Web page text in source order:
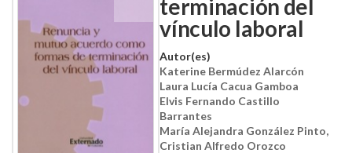
terminación del
vínculo laboral
Autor(es)
Katerine Bermúdez Alarcón
Laura Lucía Cacua Gamboa
Elvis Fernando Castillo
Barrantes
María Alejandra González Pinto,
Cristian Alfredo Orozco
images
gallery
images
gallery